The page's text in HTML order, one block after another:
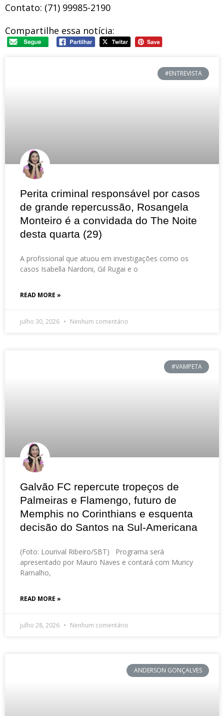
Contato: (71) 99985-2190
Compartilhe essa notícia:
#ENTREVISTA
Perita criminal responsável por casos
de grande repercussão, Rosangela
Monteiro é a convidada do The Noite
desta quarta (29)
A profissional que atuou em investigações como os
casos Isabella Nardoni, Gil Rugai e o
READ MORE »
julho 30, 2026 Nenhum comentário
#VAMPETA
Galvão FC repercute tropeços de
Palmeiras e Flamengo, futuro de
Memphis no Corinthians e esquenta
decisão do Santos na Sul-Americana
(Foto: Lourival Ribeiro/SBT) Programa será
apresentado por Mauro Naves e contará com Muricy
Ramalho,
READ MORE »
julho 28, 2026 Nenhum comentário
ANDERSON GONÇALVES